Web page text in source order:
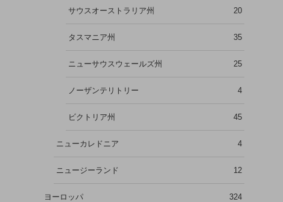
サウスオーストラリア州 20
タスマニア州 35
ニューサウスウェールズ州 25
ノーザンテリトリー 4
ビクトリア州 45
ニューカレドニア 4
ニュージーランド 12
ヨーロッパ 324